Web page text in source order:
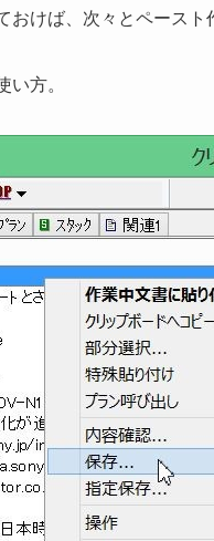
おけば、次々とペースト
方。